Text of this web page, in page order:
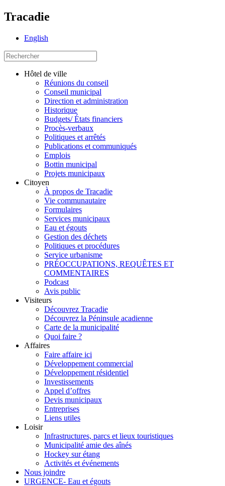
Tracadie
English
Hôtel de ville
Réunions du conseil
Conseil municipal
Direction et administration
Historique
Budgets/ États financiers
Procès-verbaux
Politiques et arrêtés
Publications et communiqués
Emplois
Bottin municipal
Projets municipaux
Citoyen
À propos de Tracadie
Vie communautaire
Formulaires
Services municipaux
Eau et égouts
Gestion des déchets
Politiques et procédures
Service urbanisme
PRÉOCCUPATIONS, REQUÊTES ET
COMMENTAIRES
Podcast
Avis public
Visiteurs
Découvrez Tracadie
Découvrez la Péninsule acadienne
Carte de la municipalité
Quoi faire ?
Affaires
Faire affaire ici
Développement commercial
Développement résidentiel
Investissements
Appel d’offres
Devis municipaux
Entreprises
Liens utiles
Loisir
Infrastructures, parcs et lieux touristiques
Municipalité amie des aînés
Hockey sur étang
Activités et événements
Nous joindre
URGENCE- Eau et égouts